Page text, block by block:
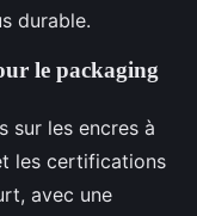
durable.
le packaging
sur les encres à
les certifications
avec une